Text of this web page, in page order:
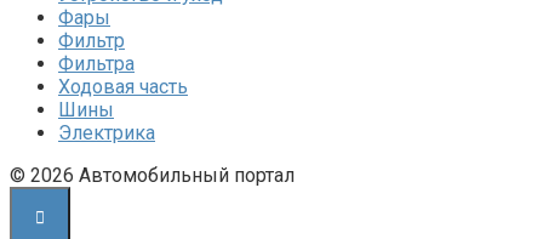
Фары
Фильтр
Фильтра
Ходовая часть
Шины
Электрика
© 2026 Автомобильный портал